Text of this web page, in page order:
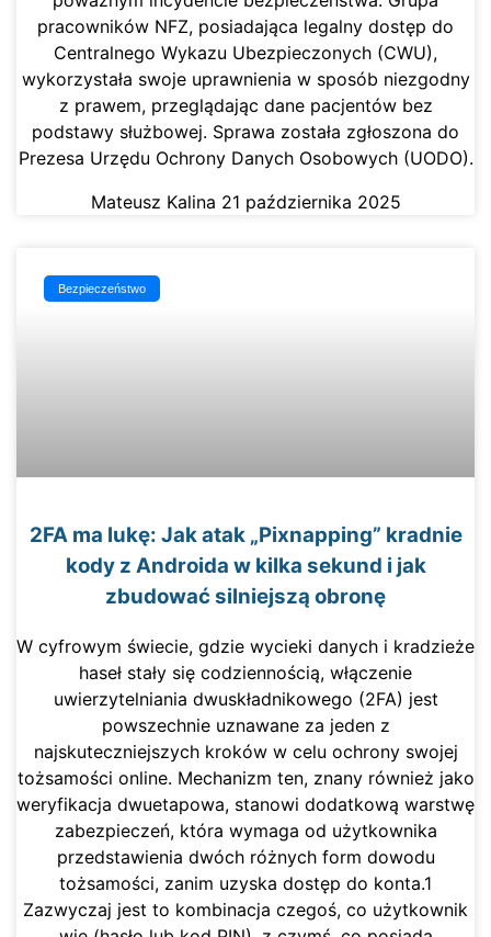
pracowników NFZ, posiadająca legalny dostęp do
Centralnego Wykazu Ubezpieczonych (CWU),
wykorzystała swoje uprawnienia w sposób niezgodny
z prawem, przeglądając dane pacjentów bez
podstawy służbowej. Sprawa została zgłoszona do
Prezesa Urzędu Ochrony Danych Osobowych (UODO).
Mateusz Kalina 21 października 2025
Bezpieczeństwo
2FA ma lukę: Jak atak „Pixnapping” kradnie
kody z Androida w kilka sekund i jak
zbudować silniejszą obronę
W cyfrowym świecie, gdzie wycieki danych i kradzieże
haseł stały się codziennością, włączenie
uwierzytelniania dwuskładnikowego (2FA) jest
powszechnie uznawane za jeden z
najskuteczniejszych kroków w celu ochrony swojej
tożsamości online. Mechanizm ten, znany również jako
weryfikacja dwuetapowa, stanowi dodatkową warstwę
zabezpieczeń, która wymaga od użytkownika
przedstawienia dwóch różnych form dowodu
tożsamości, zanim uzyska dostęp do konta.1
Zazwyczaj jest to kombinacja czegoś, co użytkownik